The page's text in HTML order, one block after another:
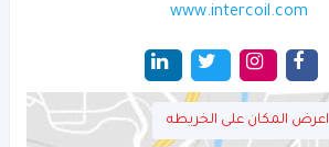
www.intercoil.com
اعرض المكان على الخريطه